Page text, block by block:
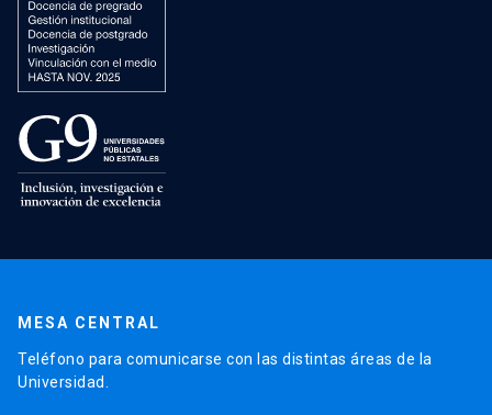
MESA CENTRAL
Teléfono para comunicarse con las distintas áreas de la
Universidad.